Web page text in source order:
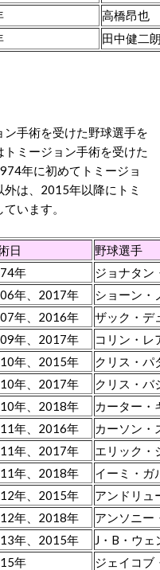
高橋昂也
田中健二
手術を受けた野球選手を
ミージョン手術を受けた
年に初めてトミージョ
は、2015年以降にトミ
います。
日
野球選手
年
ジョナタン
年、2017年
ショーン・
年、2016年
ザック・デ
年、2017年
コリン・レ
年、2015年
クリス・パ
年、2017年
クリス・バ
年、2018年
カーター・
年、2016年
カーソン・
年、2017年
エリック・
年、2018年
イーミ・ガ
年、2015年
アンドリュ
年、2018年
アンソニー
年、2015年
J・B・ウ
年
ジェイコブ